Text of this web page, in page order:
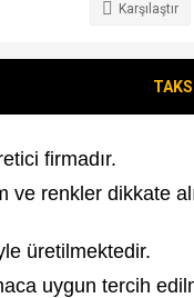
Karşılaştır
firmadır.
renkler dikkate
üretilmektedir.
uygun tercih